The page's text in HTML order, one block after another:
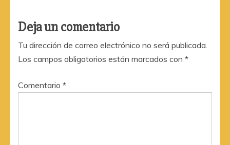
Deja un comentario
Tu dirección de correo electrónico no será publicada.
Los campos obligatorios están marcados con *
Comentario *